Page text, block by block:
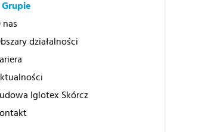
Grupie
nas
działalności
Iglotex Skórcz